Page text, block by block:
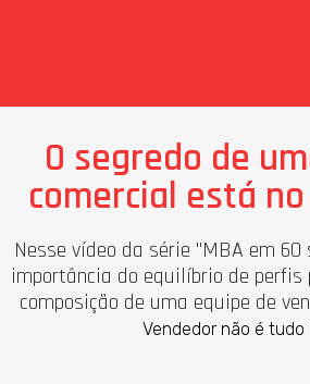
O segredo de
comercial está
Nesse vídeo da série "MBA em 60
importância do equilíbrio de
composição de uma equipe de
Vendedor não é tudo